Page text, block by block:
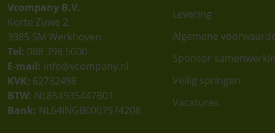
Vcompany B.V.
Korte Zuwe 2
3985 SM Werkhoven
Tel: 088 398 5000
E-mail: info@vcompany.nl
KVK: 62732498
BTW: NL854935447B01
Bank: NL64INGB0007974208
Levering
Algemene
Sponsor
Veilig springen
Vacatures